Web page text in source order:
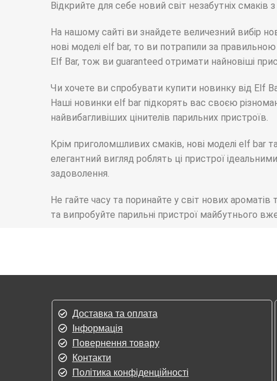
Відкрийте для себе новий світ незабутніх
На нашому сайті ви знайдете величезний вибір
нові моделі elf bar, то ви потрапили за
Elf Bar, тож ви guaranteed отримати найновіші
Чи хочете ви спробувати купити новинку від Elf
Наші новинки elf bar підкорять вас своєю
найвибагливіших цінителів парильних пристроїв.
Крім приголомшливих смаків, нові моделі elf bar
елегантний вигляд роблять ці пристрої
задоволення.
Не гайте часу та поринайте у світ нових
та випробуйте парильні пристрої майбутнього вже
Доставка та оплата
Інформація
Повернення товару
Контакти
Політика конфіденційності